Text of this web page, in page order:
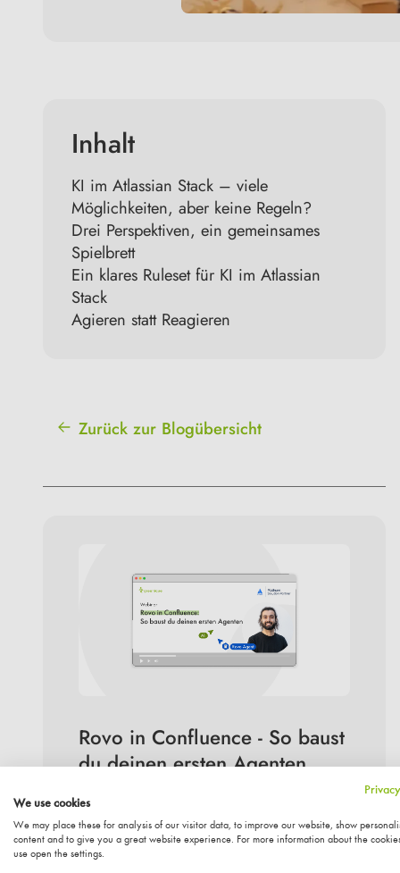
Inhalt
KI im Atlassian Stack – viele
Möglichkeiten, aber keine Regeln?
Drei Perspektiven, ein gemeinsames
Spielbrett
Ein klares Ruleset für KI im Atlassian
Stack
Agieren statt Reagieren
Zurück zur Blogübersicht
Rovo in Confluence - So baust
du deinen ersten Agenten
zusammenfassen, Inhalte aufbereiten
— immer wieder die gleichen
Zeitfresser? Schluss damit! Ali zeigt dir,
We use cookies
We may place these for analysis of our visitor data, to improve our website, show
content and to give you a great website experience. For more information about the
use open the settings.